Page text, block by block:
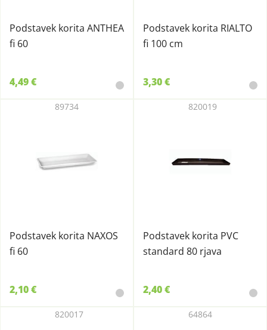
Podstavek korita ANTHEA
fi 60
4,49 €
Podstavek korita RIALTO
fi 100 cm
3,30 €
Podstavek korita NAXOS
fi 60
89734
2,10 €
Podstavek korita PVC
standard 80 rjava
820019
2,40 €
820017 64864